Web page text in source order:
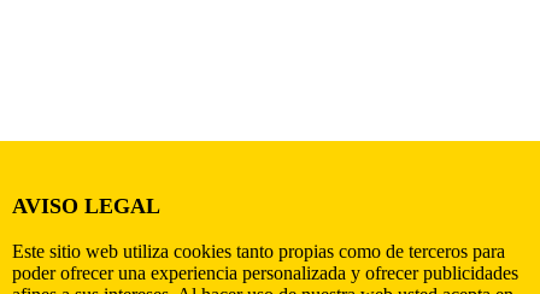
AVISO LEGAL
Este sitio web utiliza cookies tanto propias como de terceros para
poder ofrecer una experiencia personalizada y ofrecer publicidades